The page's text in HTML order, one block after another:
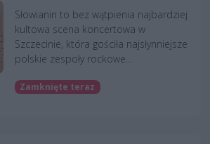
Słowianin to bez wątpienia najbardziej
kultowa scena koncertowa w
Szczecinie, która gościła najsłynniejsze
polskie zespoły rockowe...
Zamknięte teraz